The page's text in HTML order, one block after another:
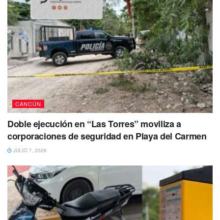
CANCÚN
Doble ejecución en “Las Torres” moviliza a
corporaciones de seguridad en Playa del Carmen
JULIO 7, 2026